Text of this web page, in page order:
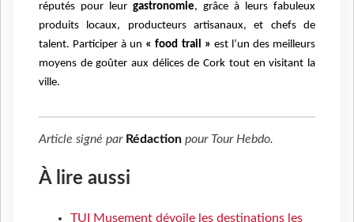
réputés pour leur gastronomie, grâce à leurs fabuleux
produits locaux, producteurs artisanaux, et chefs de
talent. Participer à un « food trail » est l’un des meilleurs
moyens de goûter aux délices de Cork tout en visitant la
ville.
Article signé par Rédaction pour Tour Hebdo.
À lire aussi
TUI Musement dévoile les destinations les